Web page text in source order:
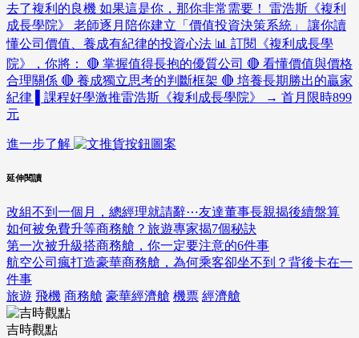
去了複利的良機 如果這是你，那你非常需要！ 雷浩斯《複利
成長學院》 老師逐月陪你建立「價值投資決策系統」 讓你讀
懂公司價值、養成有紀律的投資心法 📊 訂閱《複利成長學
院》，你將： 🔴 掌握值得長抱的優質公司 🔴 看懂價值與價格
合理關係 🔴 養成獨立思考的判斷框架 🔴 培養長期勝出的贏家
紀律 ▌課程好學激推雷浩斯《複利成長學院》 → 首月限時899
元
進一步了解
延伸閱讀
改組不到一個月，總經理就請辭⋯友達董事長親揭後續盤算
如何被免費升等商務艙？旅遊專家揭7個秘訣
第一次被升級搭商務艙，你一定要注意的6件事
航空公司瘋打造豪華商務艙，為何乘客卻坐不到？背後卡在一
件事
旅遊 飛機 商務艙 豪華經濟艙 機票 經濟艙
吉時觀點